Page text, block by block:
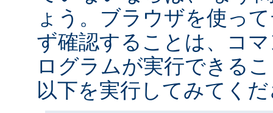
ょう。ブラウザを使っ
ず確認することは、コ
ログラムが実行できる
以下を実行してみてく